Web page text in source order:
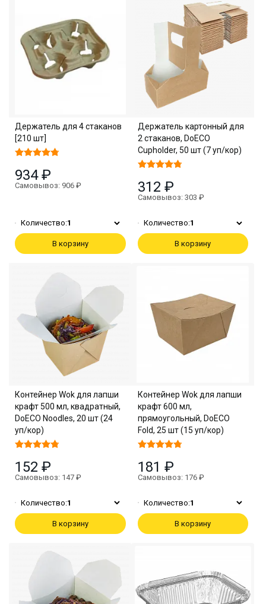
Держатель для 4 стаканов
[210 шт]
934 ₽
Самовывоз: 906 ₽
Количество:1
В корзину
Держатель картонный для
2 стаканов, DoECO
Cupholder, 50 шт (7 уп/кор)
312 ₽
Самовывоз: 303 ₽
Количество:1
В корзину
Контейнер Wok для лапши
крафт 500 мл, квадратный,
DoECO Noodles, 20 шт (24
уп/кор)
152 ₽
Самовывоз: 147 ₽
Количество:1
В корзину
Контейнер Wok для лапши
крафт 600 мл,
прямоугольный, DoECO
Fold, 25 шт (15 уп/кор)
181 ₽
Самовывоз: 176 ₽
Количество:1
В корзину